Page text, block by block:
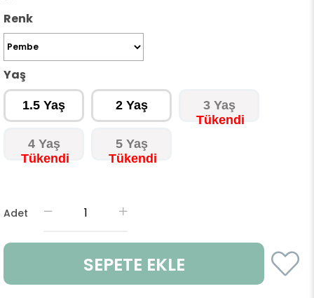
Renk
Yaş
1.5 Yaş 2 Yaş 3 Yaş
4 Yaş 5 Yaş
Adet